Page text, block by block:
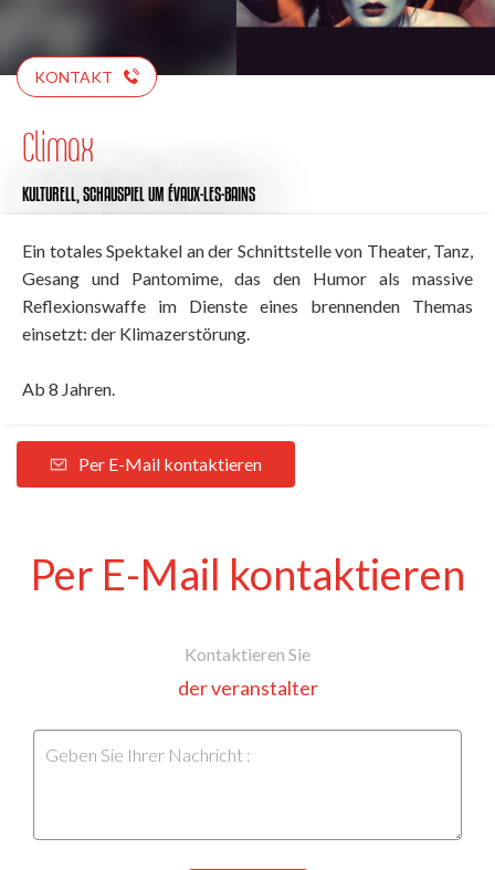
KONTAKT
Climax
KULTURELL, SCHAUSPIEL UM ÉVAUX-LES-BAINS
Ein totales Spektakel an der Schnittstelle von Theater, Tanz,
Gesang und Pantomime, das den Humor als massive
Reflexionswaffe im Dienste eines brennenden Themas
einsetzt: der Klimazerstörung.
Ab 8 Jahren.
Per E-Mail kontaktieren
Per E-Mail kontaktieren
Kontaktieren Sie
der veranstalter